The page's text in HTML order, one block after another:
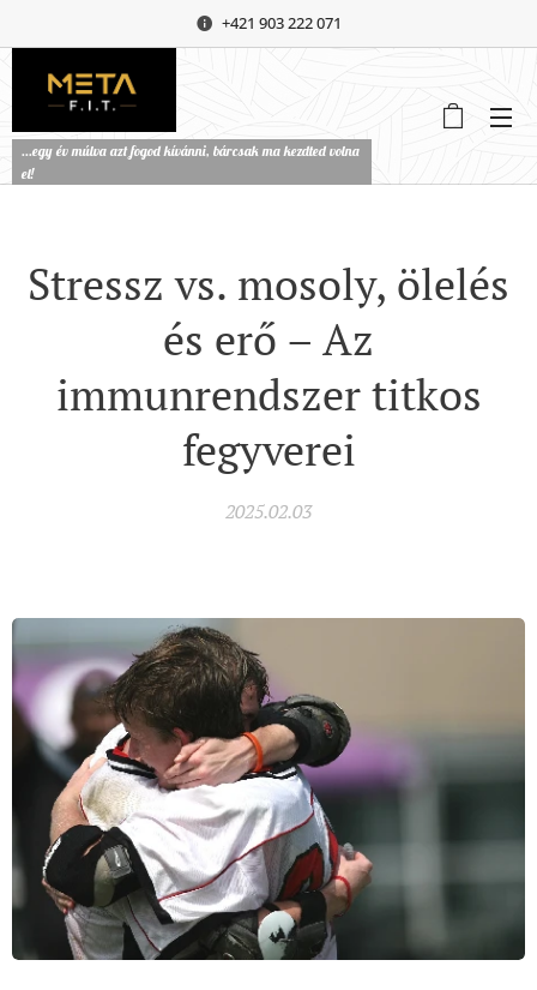
+421 903 222 071
...egy év múlva azt fogod kívánni, bárcsak ma kezdted volna
el!
Stressz vs. mosoly, ölelés
és erő – Az
immunrendszer titkos
fegyverei
2025.02.03